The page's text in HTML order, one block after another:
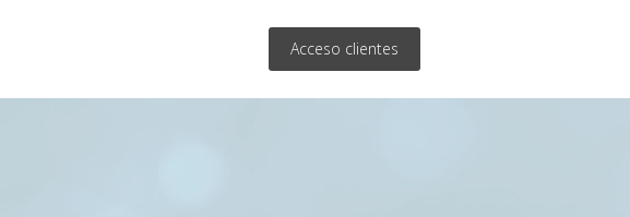
Acceso clientes